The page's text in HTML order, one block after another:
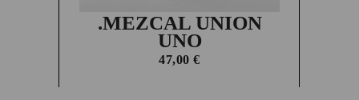
.MEZCAL UNION
UNO
47,00€